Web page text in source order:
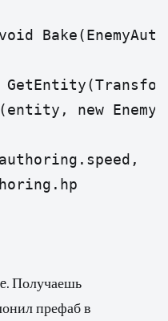
new
Получаешь
префаб в